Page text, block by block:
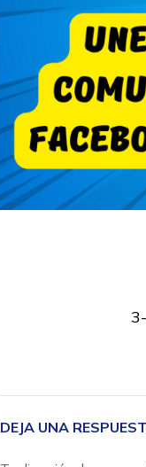
DEJA UNA